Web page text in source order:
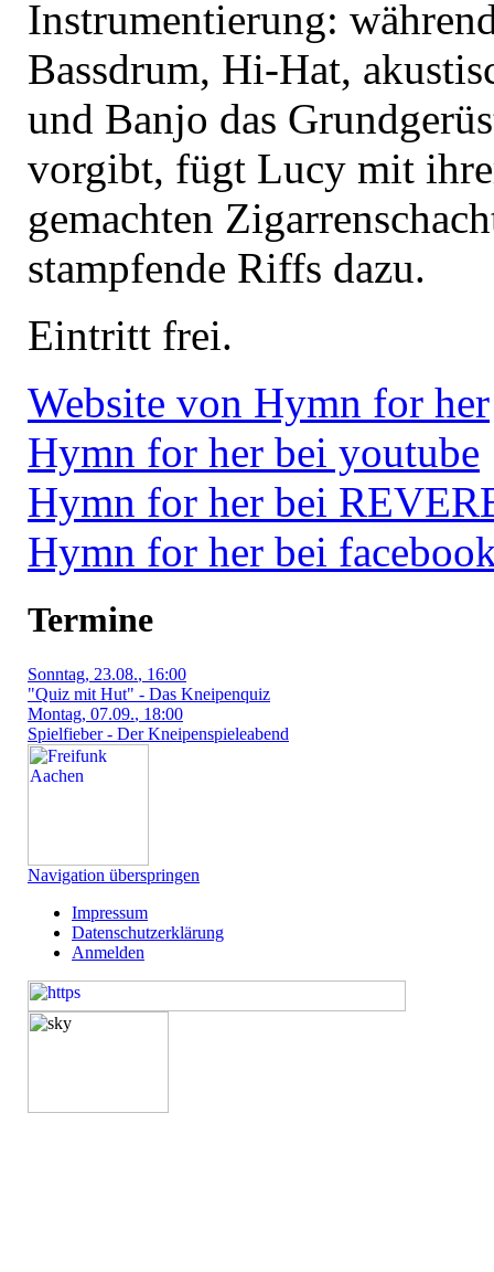
Instrumentierung:
Bassdrum, Hi-Hat,
und Banjo das
vorgibt, fügt Lucy mit
gemachten
stampfende Riffs dazu.
Eintritt frei.
Website von Hymn for her
Hymn for her bei youtube
Hymn for her bei
Hymn for her bei
Termine
Sonntag, 23.08., 16:00
"Quiz mit Hut" - Das Kneipenquiz
Montag, 07.09., 18:00
Spielfieber - Der Kneipenspieleabend
Navigation überspringen
Impressum
Datenschutzerklärung
Anmelden